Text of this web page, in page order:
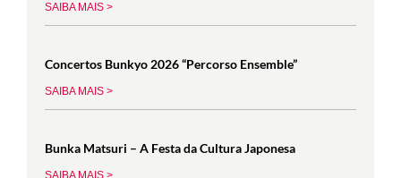
SAIBA MAIS >
Concertos Bunkyo 2026 “Percorso Ensemble”
SAIBA MAIS >
Bunka Matsuri – A Festa da Cultura Japonesa